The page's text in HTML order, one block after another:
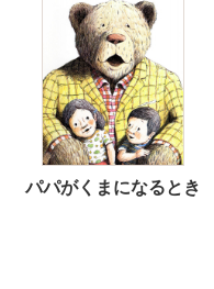
パパがくまになるとき